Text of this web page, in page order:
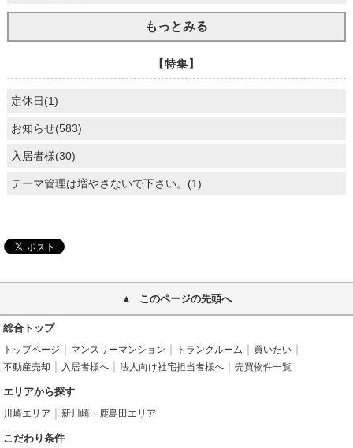
もっとみる
【特集】
定休日(1)
お知らせ(583)
入居者様(30)
テーマ管理は増やさないで下さい。(1)
このページの先頭へ
総合トップ
トップページ マンスリーマンション トランクルーム
買いたい
不動産売却
入居者様へ 法人向け社宅担当者様へ 売買物件一覧
エリアから探す
川崎エリア 新川崎・鹿島田エリア
こだわり条件